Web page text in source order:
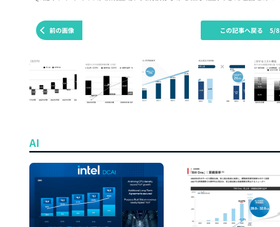
前の画像 この記事へ戻る 5/8
AI